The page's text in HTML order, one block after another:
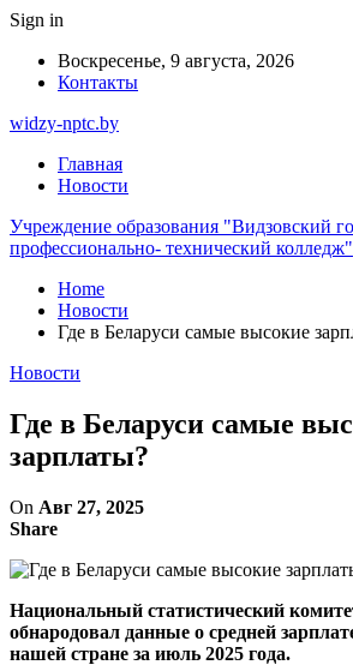
Sign in
Воскресенье, 9 августа, 2026
Контакты
widzy-nptc.by
Главная
Новости
Учреждение образования "Видзовский
профессионально- технический колледж"
Home
Новости
Где в Беларуси самые высокие
Новости
Где в Беларуси самые
зарплаты?
On Авг 27, 2025
Share
Национальный статистический
обнародовал данные о средней
нашей стране за июль 2025 года.